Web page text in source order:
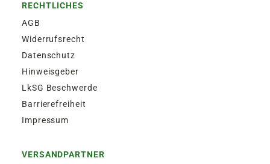
RECHTLICHES
AGB
Widerrufsrecht
Datenschutz
Hinweisgeber
LkSG Beschwerde
Barrierefreiheit
Impressum
VERSANDPARTNER